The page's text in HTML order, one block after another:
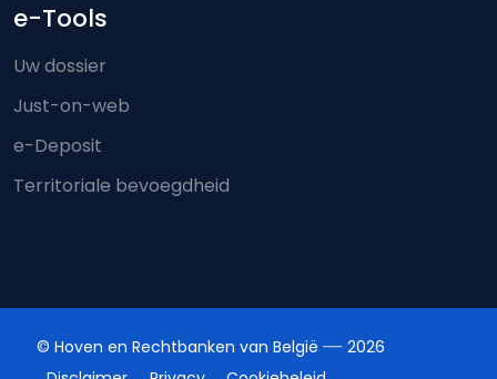
e-Tools
Uw dossier
Just-on-web
e-Deposit
Territoriale bevoegdheid
© Hoven en Rechtbanken van België
2026